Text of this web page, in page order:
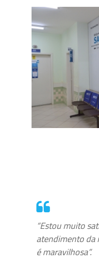
“Estou muito
atendimento da
é maravilhosa”.